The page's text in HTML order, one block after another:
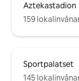
Aztekastadion
159
Sportpalatset
145